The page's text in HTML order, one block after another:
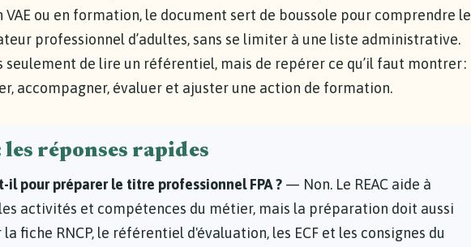
VAE ou en formation, le document sert de boussole pour comprendre le
professionnel d’adultes, sans se limiter à une liste administrative.
seulement de lire un référentiel, mais de repérer ce qu’il faut montrer :
accompagner, évaluer et ajuster une action de formation.
réponses rapides
il pour préparer le titre professionnel FPA ? — Non. Le REAC aide à
activités et compétences du métier, mais la préparation doit aussi
fiche RNCP, le référentiel d'évaluation, les ECF et les consignes du